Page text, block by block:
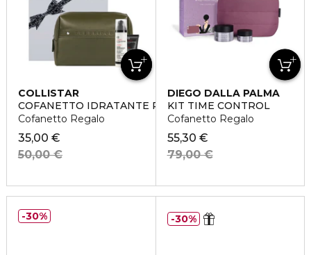
COLLISTAR
COFANETTO IDRATANTE PROTETTIVO QUOTIDIANO
Cofanetto Regalo
35,00 €
50,00 €
DIEGO DALLA PALMA
KIT TIME CONTROL
Cofanetto Regalo
55,30 €
79,00 €
30% 30%